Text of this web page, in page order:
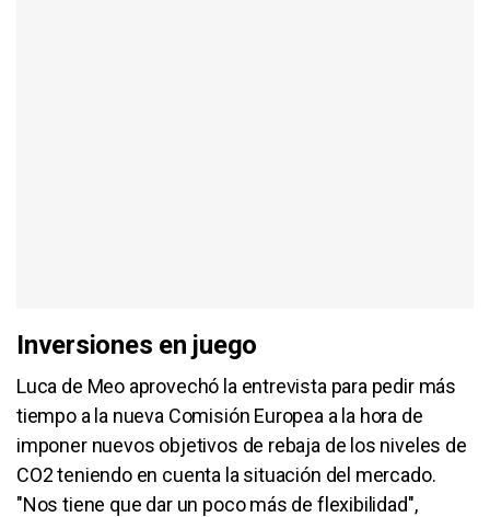
Inversiones en juego
Luca de Meo aprovechó la entrevista para pedir más
tiempo a la nueva Comisión Europea a la hora de
imponer nuevos objetivos de rebaja de los niveles de
CO2 teniendo en cuenta la situación del mercado.
"Nos tiene que dar un poco más de flexibilidad",